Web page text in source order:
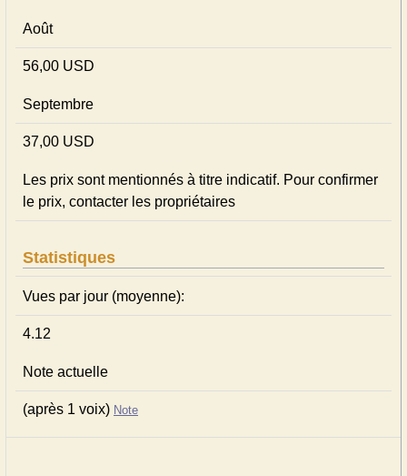
Août
56,00 USD
Septembre
37,00 USD
Les prix sont mentionnés à titre indicatif. Pour confirmer
le prix, contacter les propriétaires
Statistiques
Vues par jour (moyenne):
4.12
Note actuelle
(après 1 voix) Note